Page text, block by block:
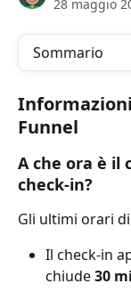
28 maggio
Sommario
Funnel
A che ora è il
check-in?
Gli ultimi orari
Il check-in
chiude 30